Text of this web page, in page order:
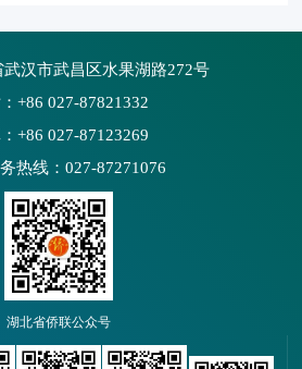
汉市武昌区水果湖路272号
+86 027-87821332
+86 027-87123269
热线：027-87271076
湖北省侨联公众号